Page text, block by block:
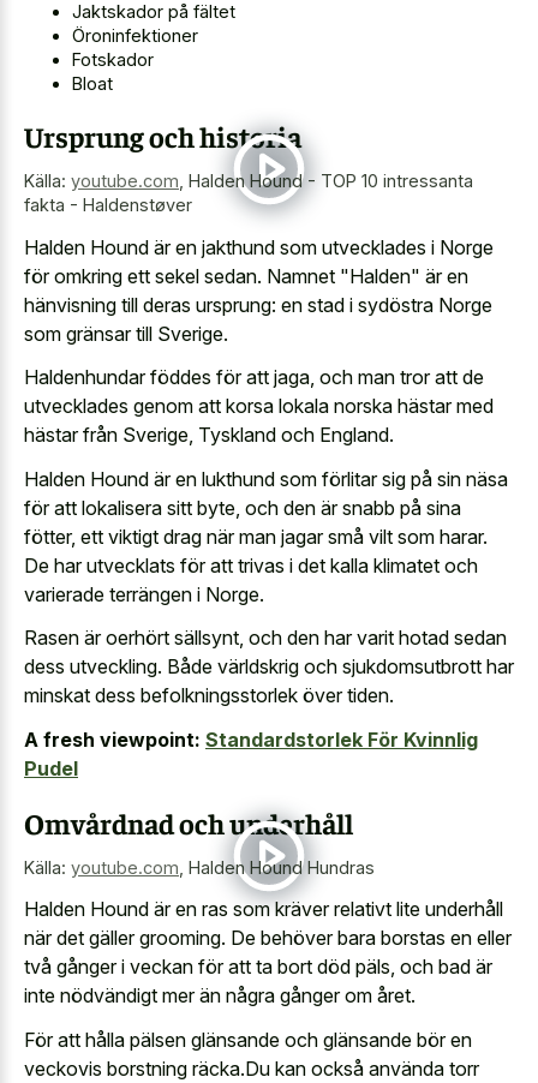
Jaktskador på fältet
Öroninfektioner
Fotskador
Bloat
Ursprung och historia
Källa: youtube.com Halden Hound - TOP 10 intressanta
fakta - Haldenstøver
Halden Hound är en jakthund som utvecklades i Norge
för omkring ett sekel sedan. Namnet "Halden" är en
hänvisning till deras ursprung: en stad i sydöstra Norge
som gränsar till Sverige.
Haldenhundar föddes för att jaga, och man tror att de
utvecklades genom att korsa lokala norska hästar med
hästar från Sverige, Tyskland och England.
Halden Hound är en lukthund som förlitar sig på sin näsa
för att lokalisera sitt byte, och den är snabb på sina
fötter, ett viktigt drag när man jagar små vilt som harar.
De har utvecklats för att trivas i det kalla klimatet och
varierade terrängen i Norge.
Rasen är oerhört sällsynt, och den har varit hotad sedan
dess utveckling. Både världskrig och sjukdomsutbrott har
minskat dess befolkningsstorlek över tiden.
A fresh viewpoint: Standardstorlek För Kvinnlig
Pudel
Omvårdnad och underhåll
Källa: youtube.com Halden Hound Hundras
Halden Hound är en ras som kräver relativt lite underhåll
när det gäller grooming. De behöver bara borstas en eller
två gånger i veckan för att ta bort död päls, och bad är
inte nödvändigt mer än några gånger om året.
För att hålla pälsen glänsande och glänsande bör en
veckovis borstning räcka.Du kan också använda torr